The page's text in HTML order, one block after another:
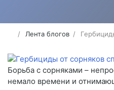
Лента блогов
Борьба с сорняками –
немало времени и